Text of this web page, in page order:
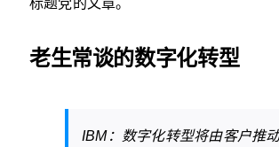
索：
标题党的文章。
老生常谈的数字化转型
IBM：数字化转型将由客户推